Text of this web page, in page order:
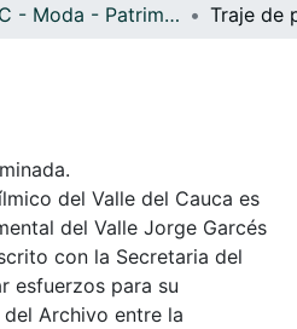
APFFVC - Moda - Patrimonial
del Valle del Cauca es
del Valle Jorge Garcés
con la Secretaria del
esfuerzos para su
Archivo entre la